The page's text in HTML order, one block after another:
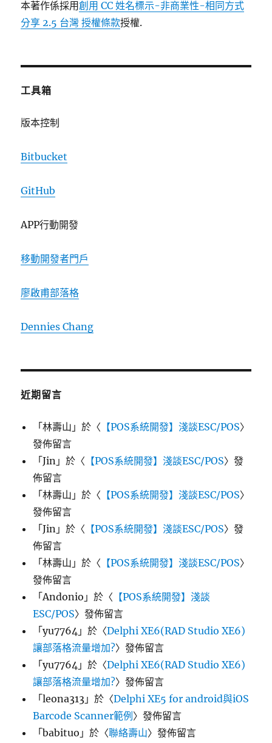
本著作係採用創用 CC 姓名標示-非商業性-相同方式
分享 2.5 台灣 授權條款授權.
工具箱
版本控制
Bitbucket
GitHub
APP行動開發
移動開發者門戶
廖啟甫部落格
Dennies Chang
近期留言
「林壽山 」於〈 【POS系統開發】淺談ESC/POS〉
發佈留言
「Jin 」於〈 【POS系統開發】淺談ESC/POS〉發
佈留言
「林壽山 」於〈 【POS系統開發】淺談ESC/POS〉
發佈留言
「Jin 」於〈 【POS系統開發】淺談ESC/POS〉發
佈留言
「林壽山 」於〈 【POS系統開發】淺談ESC/POS〉
發佈留言
「Andonio 」於〈 【POS系統開發】淺談
ESC/POS〉發佈留言
「yu7764 」於〈Delphi XE6(RAD Studio XE6)
讓部落格流量增加?〉發佈留言
「yu7764 」於〈Delphi XE6(RAD Studio XE6)
讓部落格流量增加?〉發佈留言
「leona313 」於〈Delphi XE5 for android與iOS
Barcode Scanner範例 〉發佈留言
「babituo 」於〈聯絡壽山〉發佈留言